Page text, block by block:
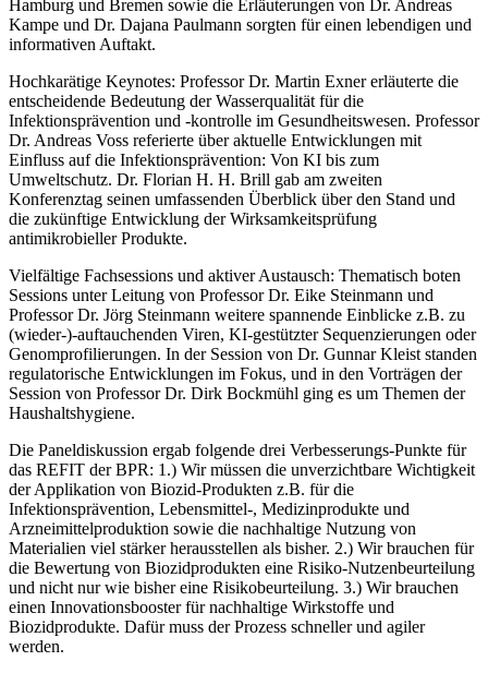
Hamburg und Bremen sowie die Erläuterungen von Dr. Andreas
Kampe und Dr. Dajana Paulmann sorgten für einen lebendigen und
informativen Auftakt.
Hochkarätige Keynotes: Professor Dr. Martin Exner erläuterte die
entscheidende Bedeutung der Wasserqualität für die
Infektionsprävention und -kontrolle im Gesundheitswesen. Professor
Dr. Andreas Voss referierte über aktuelle Entwicklungen mit
Einfluss auf die Infektionsprävention: Von KI bis zum
Umweltschutz. Dr. Florian H. H. Brill gab am zweiten
Konferenztag seinen umfassenden Überblick über den Stand und
die zukünftige Entwicklung der Wirksamkeitsprüfung
antimikrobieller Produkte.
Vielfältige Fachsessions und aktiver Austausch: Thematisch boten
Sessions unter Leitung von Professor Dr. Eike Steinmann und
Professor Dr. Jörg Steinmann weitere spannende Einblicke z.B. zu
(wieder-)-auftauchenden Viren, KI-gestützter Sequenzierungen oder
Genomprofilierungen. In der Session von Dr. Gunnar Kleist standen
regulatorische Entwicklungen im Fokus, und in den Vorträgen der
Session von Professor Dr. Dirk Bockmühl ging es um Themen der
Haushaltshygiene.
Die Paneldiskussion ergab folgende drei Verbesserungs-Punkte für
das REFIT der BPR: 1.) Wir müssen die unverzichtbare Wichtigkeit
der Applikation von Biozid-Produkten z.B. für die
Infektionsprävention, Lebensmittel-, Medizinprodukte und
Arzneimittelproduktion sowie die nachhaltige Nutzung von
Materialien viel stärker herausstellen als bisher. 2.) Wir brauchen für
die Bewertung von Biozidprodukten eine Risiko-Nutzenbeurteilung
und nicht nur wie bisher eine Risikobeurteilung. 3.) Wir brauchen
einen Innovationsbooster für nachhaltige Wirkstoffe und
Biozidprodukte. Dafür muss der Prozess schneller und agiler
werden.